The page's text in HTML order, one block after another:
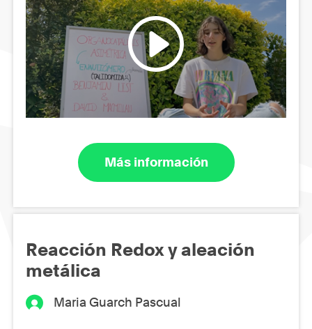
Más información
Reacción Redox y aleación
metálica
Maria Guarch Pascual